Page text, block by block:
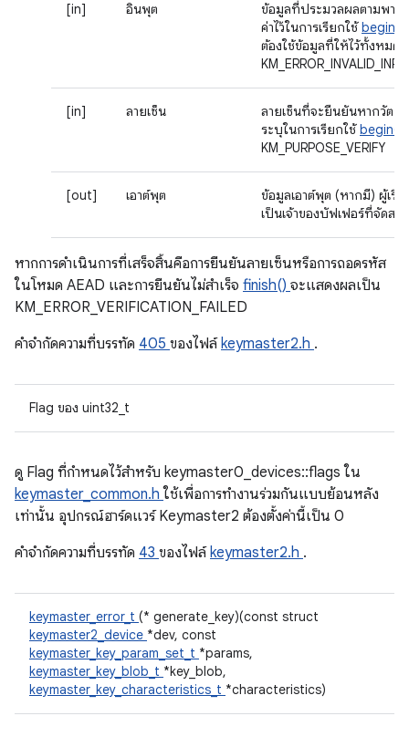
[in] อินพุต
ข้อมูลที่ประมวลผลตามพาร
ค่าไว้ในการเรียกใช้begin()
ต้องใช้ข้อมูลที่ให้ไว้ทั้งหมด
[in] ลายเซ็น
ลายเซ็นที่จะยืนยันหากวัตถุ
ระบุในการเรียกใช้begin()
KM_PURPOSE_VERIFY
[out] เอาต์พุต
ข้อมูลเอาต์พุต (หากมี) ผู้เรีย
เป็นเจ้าของบัฟเฟอร์ที่จัดสรร
หากการดำเนินการที่เสร็จสิ้นคือการยืนยันลายเซ็นหรือการถอดรหัส
ในโหมด AEAD และการยืนยันไม่สำเร็จ finish() จะแสดงผลเป็น
KM_ERROR_VERIFICATION_FAILED
คําจํากัดความที่บรรทัด 405 ของไฟล์keymaster2.h .
Flag ของ uint32_t
ดู Flag ที่กําหนดไว้สําหรับ keymaster0_devices::flags ใน
keymaster_common.h ใช้เพื่อการทำงานร่วมกันแบบย้อนหลัง
เท่านั้น อุปกรณ์ฮาร์ดแวร์ Keymaster2 ต้องตั้งค่านี้เป็น 0
คําจํากัดความที่บรรทัด 43 ของไฟล์keymaster2.h .
keymaster_error_t (* generate_key)(const struct
keymaster2_device *dev, const
keymaster_key_param_set_t *params,
keymaster_key_blob_t *key_blob,
keymaster_key_characteristics_t *characteristics)